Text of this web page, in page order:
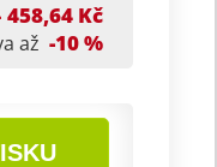
458,64 Kč
až -10 %